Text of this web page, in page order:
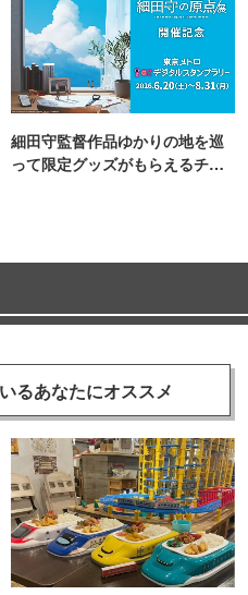
細田守監督作品ゆかりの地を巡
って限定グッズがもらえるチャ
るあなたにオススメ